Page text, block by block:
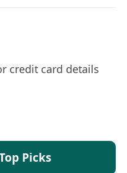
credit card details
Picks